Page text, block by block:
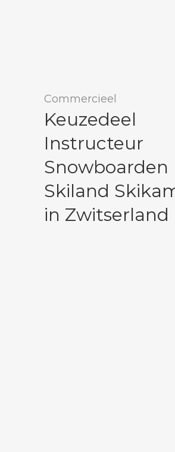
Commercieel
Keuzedeel
Instructeur
Snowboarden
Skiland
in Zwitserland